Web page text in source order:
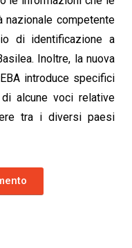
nazionale competente
di identificazione a
Inoltre, la nuova
introduce specifici
alcune voci relative
tra i diversi paesi